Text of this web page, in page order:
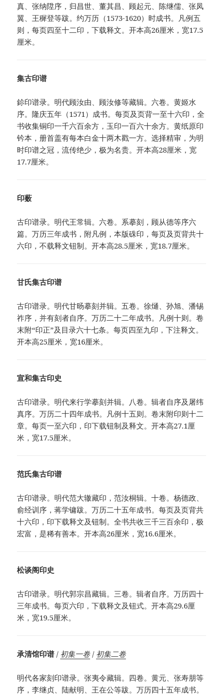
真、张纳陞序，归昌世、董其昌、顾起元、陈继儒、张凤
翼、王穉登等跋。约万历（1573-1620）时成书。凡例五
则，每页四至十二印，下载释文。开本高26厘米，宽17.5
厘米。
集古印谱
鉩印谱录。明代顾汝由、顾汝修等藏辑。六卷。黄姬水
序。隆庆五年（1571）成书。每页及页背一至十六印，全
书收集铜印一千六百余方，玉印一百六十余方。黄纸原印
钤本，册首盖有每本白金十两木戳一方。选择精审，为明
时印谱之冠，流传绝少，极为名贵。开本高28厘米，宽
17.7厘米。
印薮
古印谱录。明代王常辑。六卷。系摹刻，顾从德等序六
篇。万历三年成书，附凡例，本版硃印，每页及页背共十
六印，不载释文钮制。开本高28.5厘米，宽18.7厘米。
甘氏集古印谱
古印谱录。明代甘旸摹刻并辑。五卷。徐熥、孙旭、潘锡
祚序，并有刻者自序。万历二十二年成书。凡例十则。卷
末附“印正”及目录六十七条。每页四至九印，下注释文。
开本高25厘米，宽16厘米。
宣和集古印史
古印谱录。明代来行学摹刻并辑。八卷。辑者自序及屠纬
真序。万历二十四年成书。凡例十五则。卷末附印则十二
章。每页一至六印，印下载钮制及释文。开本高27.1厘
米，宽17.5厘米。
范氏集古印谱
古印谱录。明代范大辙藏印，范汝桐辑。十卷。杨德政、
俞经训序，蒋学镛跋。万历二十五年成书。每页及页背共
十六印，印下载释文及钮制。全书共收三千三百余印，极
宏富，是稀有善本。开本高26厘米，宽16.6厘米。
松谈阁印史
古印谱录。明代郭宗昌藏辑。三卷。辑者自序。万历四十
三年成书。每页六印，下载释文及钮式。开本高29.6厘
米，宽19.5厘米。
承清馆印谱 / 初集一卷/ 初集二卷
明代各家刻印谱录。张夷令藏辑。四卷。黄元、张寿朋等
序，李继贞、陆献明、王在公等跋。万历四十五年成书。